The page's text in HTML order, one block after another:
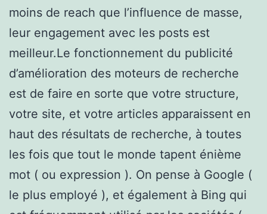
moins de reach que l’influence de masse,
leur engagement avec les posts est
meilleur.Le fonctionnement du publicité
d’amélioration des moteurs de recherche
est de faire en sorte que votre structure,
votre site, et votre articles apparaissent en
haut des résultats de recherche, à toutes
les fois que tout le monde tapent énième
mot ( ou expression ). On pense à Google (
le plus employé ), et également à Bing qui